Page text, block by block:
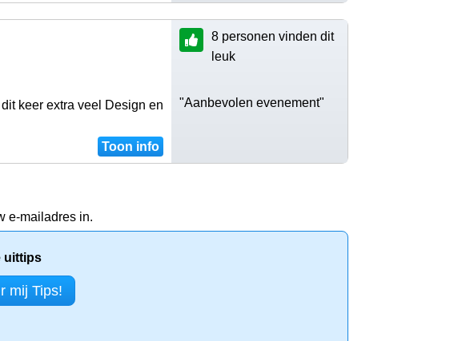
keer extra veel Design en
Toon info
8 personen vinden dit
leuk
"Aanbevolen evenement"
e-mailadres in.
uittips